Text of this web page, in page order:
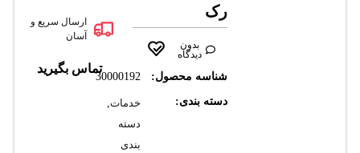
رک
بدون
دیدگاه
شناسه محصول: 30000192
دسته بندی: خدمات,
دسته
بندی
ارسال سریع و
آسان
تماس بگیرید